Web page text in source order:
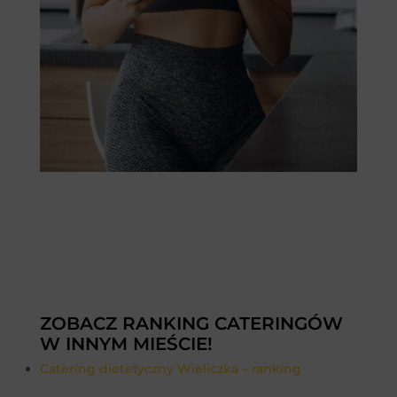
ZOBACZ RANKING CATERINGÓW
W INNYM MIEŚCIE!
Catering dietetyczny Wieliczka – ranking